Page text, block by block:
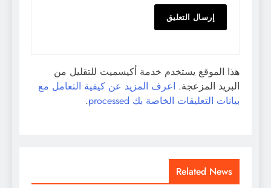
هذا الموقع يستخدم خدمة أكيسميت للتقليل من
البريد المزعجة. اعرف المزيد عن كيفية التعامل مع
بيانات التعليقات الخاصة بك processed
.
Related News